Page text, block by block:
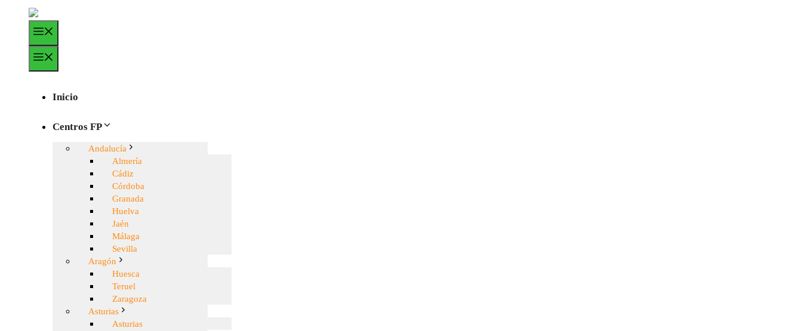
Saltar
contenido
Inicio
Centros FP
Andalucía
Almería
Cádiz
Córdoba
Granada
Huelva
Jaén
Málaga
Sevilla
Aragón
Huesca
Teruel
Zaragoza
Asturias
Asturias